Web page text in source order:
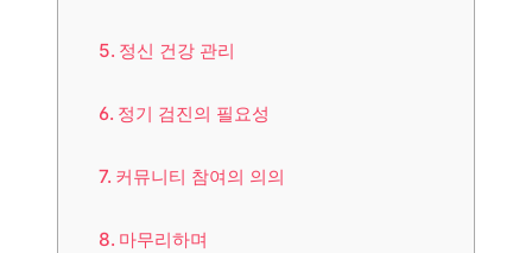
정신 건강 관리
정기 검진의 필요성
커뮤니티 참여의 의의
마무리하며